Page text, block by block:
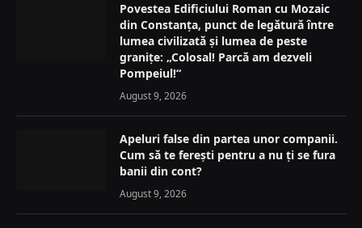
Povestea Edificiului Roman cu Mozaic
din Constanța, punct de legătură între
lumea civilizată și lumea de peste
granițe: „Colosal! Parcă am dezveli
Pompeiul!“
August 9, 2026
Apeluri false din partea unor companii.
Cum să te ferești pentru a nu ți se fura
banii din cont?
August 9, 2026